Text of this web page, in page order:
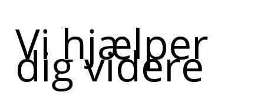
Vi hjælper
dig videre